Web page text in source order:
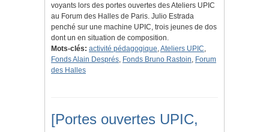
voyants lors des portes ouvertes des Ateliers UPIC
au Forum des Halles de Paris. Julio Estrada
penché sur une machine UPIC, trois jeunes de dos
dont un en situation de composition.
Mots-clés: activité pédagogique,Ateliers UPIC,
Fonds Alain Després, Fonds Bruno Rastoin, Forum
des Halles
[Portes ouvertes UPIC,